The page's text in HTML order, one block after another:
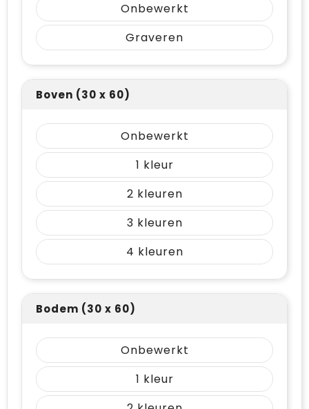
Onbewerkt
Graveren
Boven (30 x 60)
Onbewerkt
1
2
3
4
Bodem (30 x 60)
Onbewerkt
1